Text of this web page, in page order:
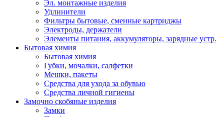
Эл. монтажные изделия
Удлинители
Фильтры бытовые, сменные картриджы
Электроды, держатели
Элементы питания, аккумуляторы, зарядные устр.
Бытовая химия
Бытовая химия
Губки, мочалки, салфетки
Мешки, пакеты
Средства для ухода за обувью
Средства личной гигиены
Замочно скобяные изделия
Замки